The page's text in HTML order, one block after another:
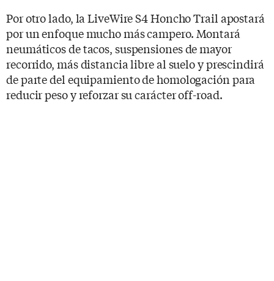
Por otro lado, la LiveWire S4 Honcho Trail apostará
por un enfoque mucho más campero. Montará
neumáticos de tacos, suspensiones de mayor
recorrido, más distancia libre al suelo y prescindirá
de parte del equipamiento de homologación para
reducir peso y reforzar su carácter off-road.